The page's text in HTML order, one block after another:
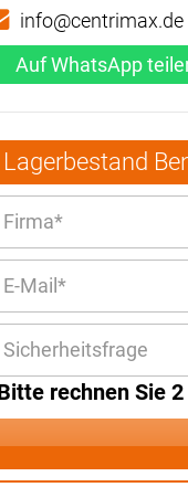
info@centrimax.de
Auf WhatsApp
Lagerbestand
rechnen Sie